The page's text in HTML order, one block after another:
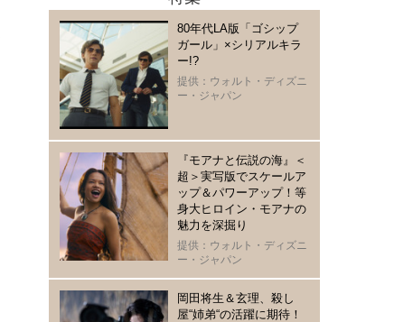
80年代LA版「ゴシップ
ガール」×シリアルキラ
ー!?
提供：ウォルト・ディズニ
ー・ジャパン
『モアナと伝説の海』＜
超＞実写版でスケールア
ップ＆パワーアップ！等
身大ヒロイン・モアナの
魅力を深掘り
提供：ウォルト・ディズニ
ー・ジャパン
岡田将生＆玄理、殺し
屋“姉弟“の活躍に期待！